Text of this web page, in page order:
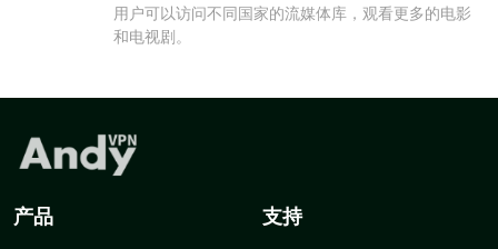
用户可以访问不同国家的流媒体库，观看更多的电影
和电视剧。
产品 支持